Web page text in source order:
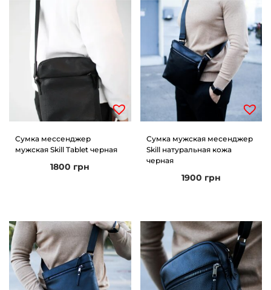
Сумка мессенджер
мужская Skill Tablet черная
1800 грн
Сумка мужская месенджер
Skill натуральная кожа
черная
1900 грн